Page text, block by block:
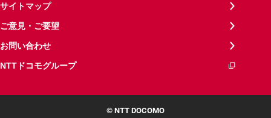
サイトマップ
ご意見・ご要望
お問い合わせ
NTTドコモグループ
© NTT DOCOMO